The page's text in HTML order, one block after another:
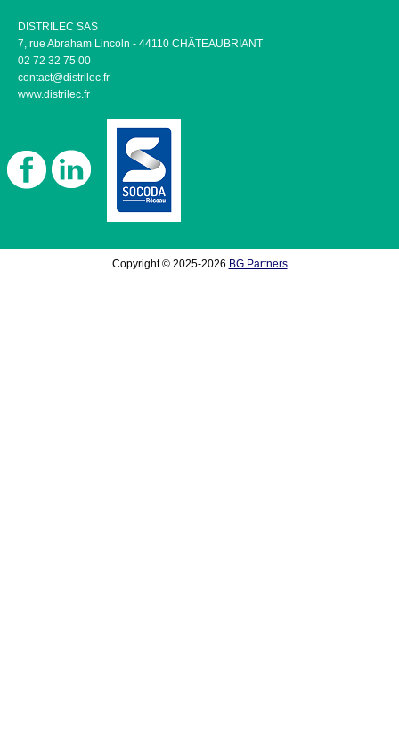
DISTRILEC SAS
7, rue Abraham Lincoln - 44110 CHÂTEAUBRIANT
02 72 32 75 00
contact@distrilec.fr
www.distrilec.fr
Copyright © 2025-2026 BG Partners